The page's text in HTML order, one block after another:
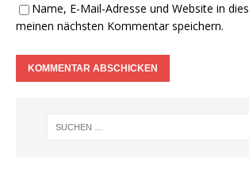
Name, E-Mail-Adresse und Website in
meinen nächsten Kommentar speichern.